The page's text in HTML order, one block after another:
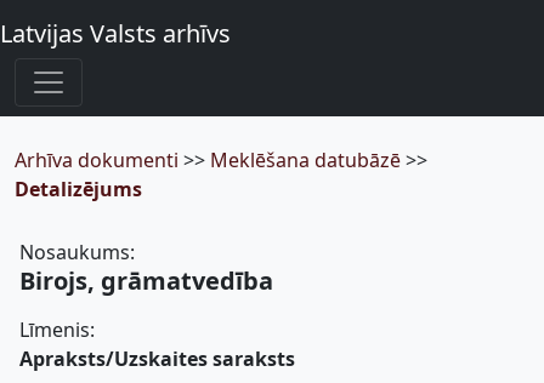
Latvijas Valsts arhīvs
Arhīva dokumenti >> Meklēšana datubāzē>>
Detalizējums
Nosaukums:
Birojs, grāmatvedība
Līmenis:
Apraksts/Uzskaites saraksts